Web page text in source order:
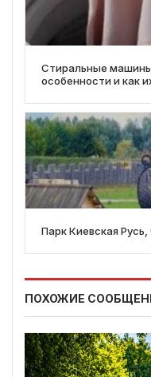
Стиральные
особенности и как
Парк Киевская
ПОХОЖИЕ